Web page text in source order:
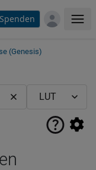
Spenden
(Genesis)